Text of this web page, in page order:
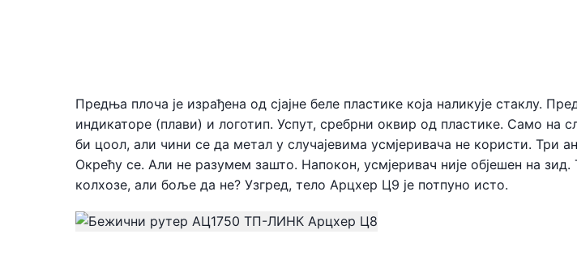
Предња плоча је израђена од сјајне беле пластике која наликује стаклу.
индикаторе (плави) и логотип. Успут, сребрни оквир од пластике. Само на
би цоол, али чини се да метал у случајевима усмјеривача не користи. Три
Окрећу се. Али не разумем зашто. Напокон, усмјеривач није објешен на
колхозе, али боље да не? Узгред, тело Арцхер Ц9 је потпуно исто.